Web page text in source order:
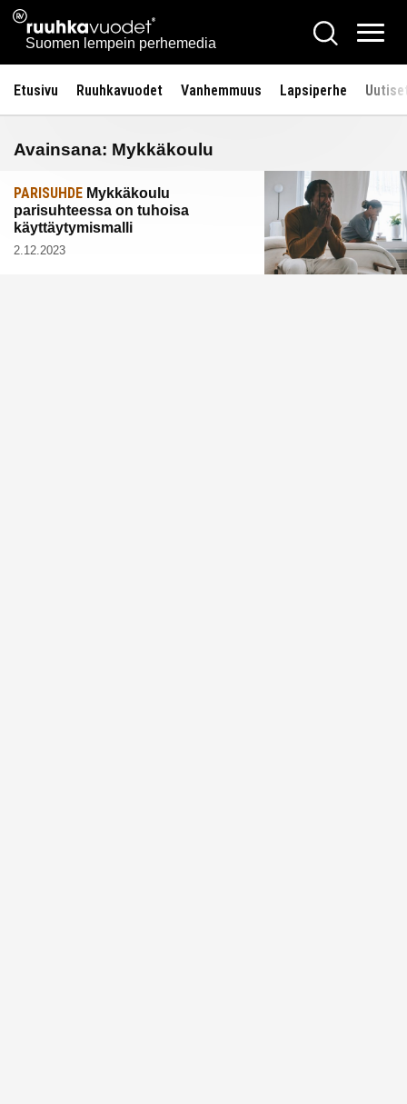
Siirry
sisältöön
Ruuhkavuodet.fi
Suomen lempein perhemedia
Hae
Etusivu Ruuhkavuodet Vanhemmuus Lapsiperhe
Avainsana: Mykkäkoulu
PARISUHDE Mykkäkoulu
parisuhteessa on tuhoisa
käyttäytymismalli
2.12.2023